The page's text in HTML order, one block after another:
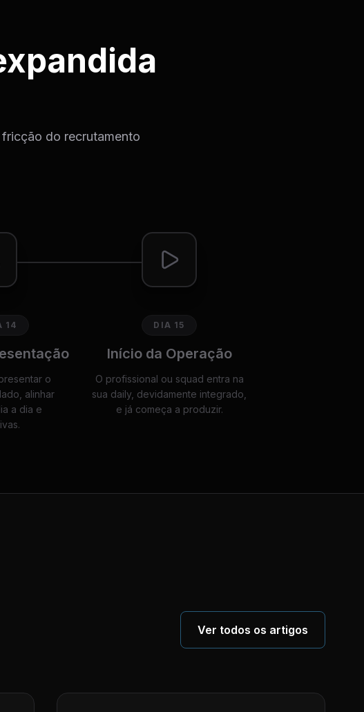
do recrutamento
14
o
alinhar
a dia e
DIA 15
Início da Operação
O profissional ou squad entra na
sua daily, devidamente integrado,
e já começa a produzir.
Ver todos os artigos